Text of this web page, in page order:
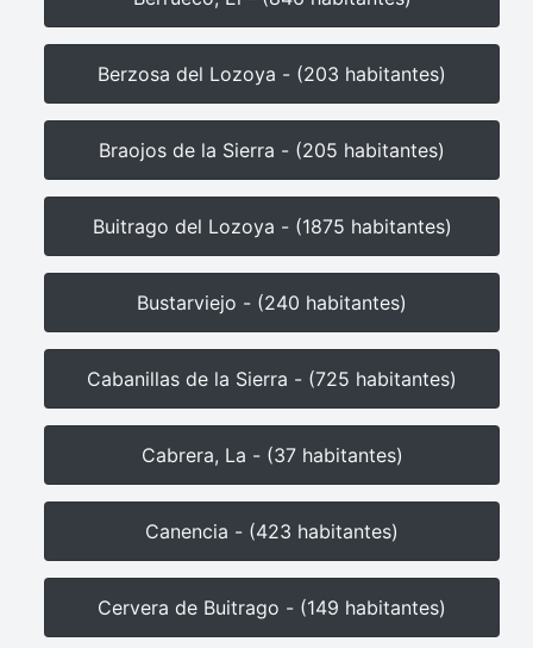
Berzosa del Lozoya - (203 habitantes)
Braojos de la Sierra - (205 habitantes)
Buitrago del Lozoya - (1875 habitantes)
Bustarviejo - (240 habitantes)
Cabanillas de la Sierra - (725 habitantes)
Cabrera, La - (37 habitantes)
Canencia - (423 habitantes)
Cervera de Buitrago - (149 habitantes)